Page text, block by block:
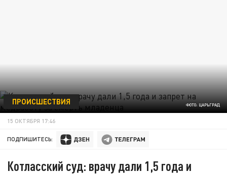
ФОТО: ЦАРЬГРАД
ПРОИСШЕСТВИЯ
15 ОКТЯБРЯ 17:46
ПОДПИШИТЕСЬ:
Котласский суд: врачу дали 1,5 года и